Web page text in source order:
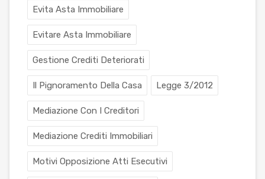
Evita Asta Immobiliare
Evitare Asta Immobiliare
Gestione Crediti Deteriorati
Il Pignoramento Della Casa Legge 3/2012
Mediazione Con I Creditori
Mediazione Crediti Immobiliari
Motivi Opposizione Atti Esecutivi